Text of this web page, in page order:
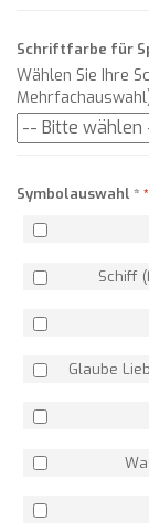
Schriftfarbe für
Wählen Sie Ihre
Symbolauswahl *
Schiff
Glaube